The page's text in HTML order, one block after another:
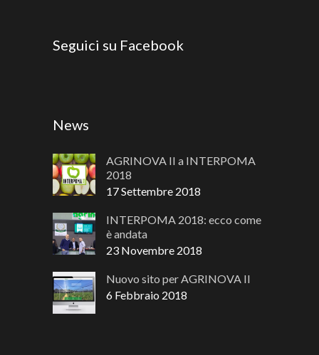
Seguici su Facebook
News
AGRINOVA II a INTERPOMA
2018
17 Settembre 2018
INTERPOMA 2018: ecco come
è andata
23 Novembre 2018
Nuovo sito per AGRINOVA II
6 Febbraio 2018